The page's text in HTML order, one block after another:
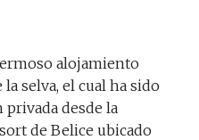
alojamiento
selva, el cual ha sido
desde la
de Belice ubicado